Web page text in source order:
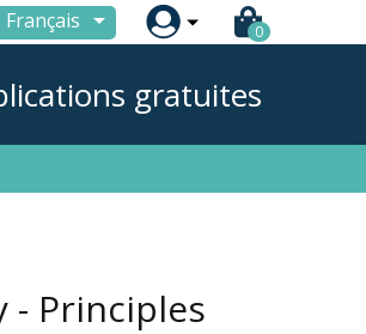
Français  0
gratuites
Principles